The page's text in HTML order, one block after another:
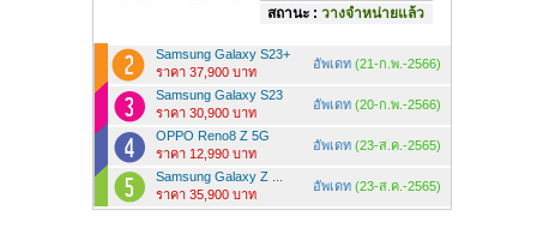
สถานะ : วางจำหน่ายแล้ว
Samsung Galaxy S23+
ราคา 37,900 บาท
อัพเดท (21-ก.พ.-2566)
Samsung Galaxy S23
ราคา 30,900 บาท
อัพเดท (20-ก.พ.-2566)
OPPO Reno8 Z 5G
ราคา 12,990 บาท
อัพเดท (23-ส.ค.-2565)
Samsung Galaxy Z ...
ราคา 35,900 บาท
อัพเดท (23-ส.ค.-2565)